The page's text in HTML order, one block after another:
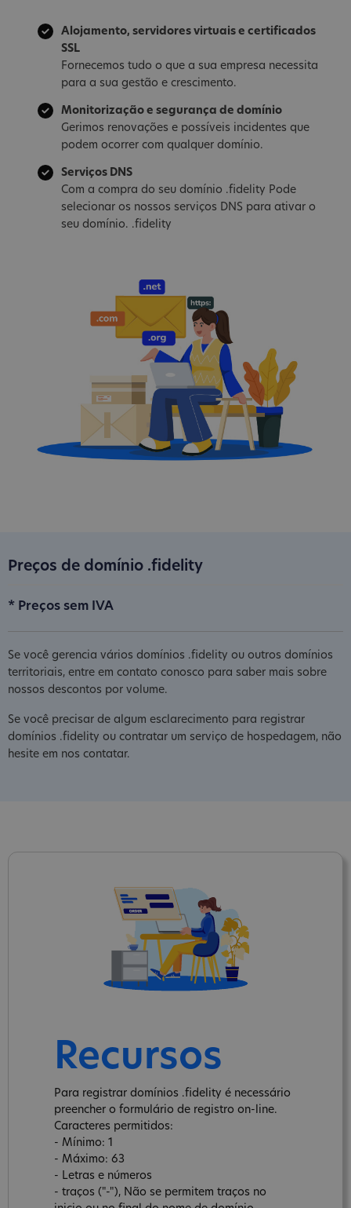
Alojamento, servidores virtuais e certificados
SSL
Fornecemos tudo o que a sua empresa necessita
para a sua gestão e crescimento.
Monitorização e segurança de domínio
Gerimos renovações e possíveis incidentes que
podem ocorrer com qualquer domínio.
Serviços DNS
Com a compra do seu domínio .fidelity Pode
selecionar os nossos serviços DNS para ativar o
seu domínio. .fidelity
Preços de domínio .fidelity
* Preços sem IVA
Se você gerencia vários domínios .fidelity ou outros domínios
territoriais, entre em contato conosco para saber mais sobre
nossos descontos por volume.
Se você precisar de algum esclarecimento para registrar
domínios .fidelity ou contratar um serviço de hospedagem, não
hesite em nos contatar.
Recursos
Para registrar domínios .fidelity é necessário
preencher o formulário de registro on-line.
Caracteres permitidos:
- Mínimo: 1
- Máximo: 63
- Letras e números
- traços ("-"), Não se permitem traços no